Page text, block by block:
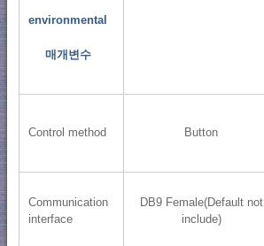
environmental
매개변수
Control method Button
Communication
interface
DB9 Female(Default not
include)